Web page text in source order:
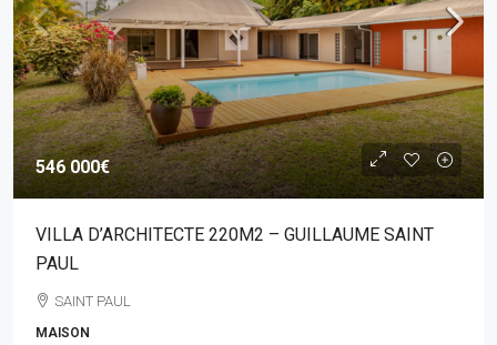
546 000€
VILLA D’ARCHITECTE 220M2 – GUILLAUME SAINT
PAUL
SAINT PAUL
MAISON